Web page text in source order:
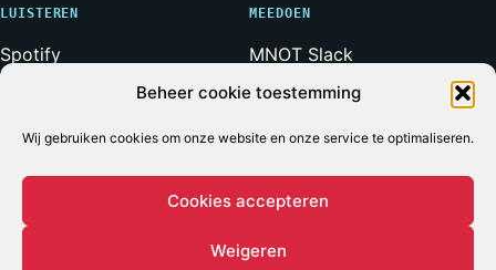
Beheer cookie toestemming
Wij gebruiken cookies om onze website en onze service te optimaliseren.
Cookies accepteren
Weigeren
LUISTEREN
Spotify
RSS-feed
MEEDOEN
MNOT Slack
Weerwolven Slack
Adverteren